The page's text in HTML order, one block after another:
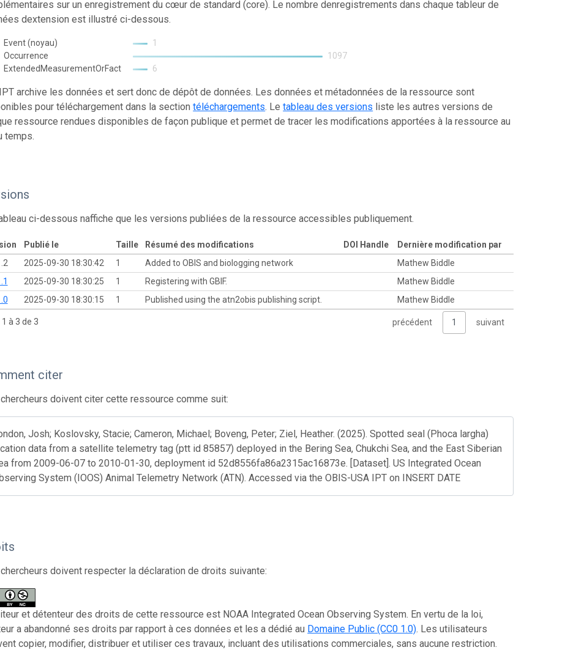
sur un enregistrement du cœur de standard (core). Le nombre denregistrements dans chaque tableur de
dextension est illustré ci-dessous.
Event (noyau)
1
Occurrence
1097
ExtendedMeasurementOrFact
6
archive les données et sert donc de dépôt de données. Les données et métadonnées de la ressource sont
pour téléchargement dans la sectiontéléchargements. Letableau des versions liste les autres versions de
ressource rendues disponibles de façon publique et permet de tracer les modifications apportées à la ressource au
temps.
ci-dessous naffiche que les versions publiées de la ressource accessibles publiquement.
Publié le Taille Résumé des modifications DOI Handle
Dernière modification par
2025-09-30 18:30:42 1 Added to OBIS and biologging network
Mathew Biddle
2025-09-30 18:30:25 1 Registering with GBIF.
Mathew Biddle
2025-09-30 18:30:15 1 Published using the atn2obis publishing script. Mathew Biddle
à 3 de 3 précédent 1 suivant
citer
doivent citer cette ressource comme suit:
Josh; Koslovsky, Stacie; Cameron, Michael; Boveng, Peter; Ziel, Heather. (2025). Spotted seal (Phoca largha)
data from a satellite telemetry tag (ptt id 85857) deployed in the Bering Sea, Chukchi Sea, and the East Siberian
from 2009-06-07 to 2010-01-30, deployment id 52d8556fa86a2315ac16873e. [Dataset]. US Integrated Ocean
System (IOOS) Animal Telemetry Network (ATN). Accessed via the OBIS-USA IPT on INSERT DATE
doivent respecter la déclaration de droits suivante:
et détenteur des droits de cette ressource est NOAA Integrated Ocean Observing System. En vertu de la loi,
a abandonné ses droits par rapport à ces données et les a dédié au Domaine Public (CC0 1.0). Les utilisateurs
copier, modifier, distribuer et utiliser ces travaux, incluant des utilisations commerciales, sans aucune restriction.